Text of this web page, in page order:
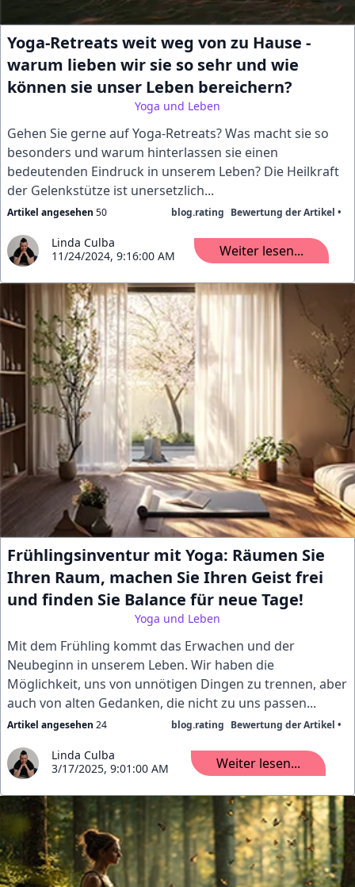
Yoga-Retreats weit weg von zu Hause -
warum lieben wir sie so sehr und wie
können sie unser Leben bereichern?
Yoga und Leben
Gehen Sie gerne auf Yoga-Retreats? Was macht sie so
besonders und warum hinterlassen sie einen
bedeutenden Eindruck in unserem Leben? Die Heilkraft
der Gelenkstütze ist unersetzlich...
Artikel angesehen 50 blog.rating Bewertung der Artikel •
Linda Culba
11/24/2024, 9:16:00 AM
Weiter lesen...
Frühlingsinventur mit Yoga: Räumen Sie
Ihren Raum, machen Sie Ihren Geist frei
und finden Sie Balance für neue Tage!
Yoga und Leben
Mit dem Frühling kommt das Erwachen und der
Neubeginn in unserem Leben. Wir haben die
Möglichkeit, uns von unnötigen Dingen zu trennen, aber
auch von alten Gedanken, die nicht zu uns passen...
Artikel angesehen 24 blog.rating Bewertung der Artikel •
Linda Culba
3/17/2025, 9:01:00 AM
Weiter lesen...